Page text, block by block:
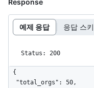
예제 응답 응답 스
Status: 200
{